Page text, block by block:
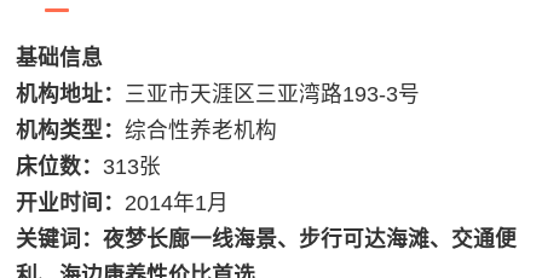
基础信息
机构地址： 三亚市天涯区三亚湾路193-3号
机构类型：综合性养老机构
床位数： 313张
开业时间： 2014年1月
关键词：夜梦长廊一线海景、步行可达海滩、交通便